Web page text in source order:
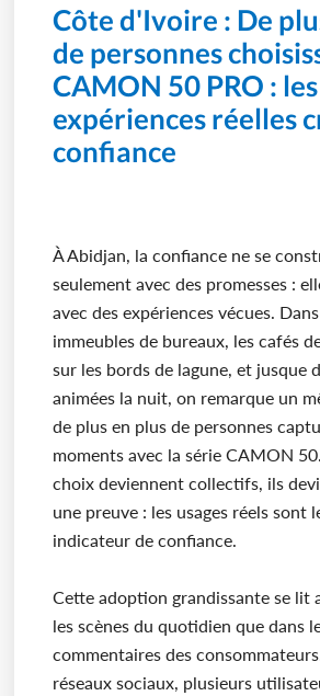
Côte d'Ivoire : De
de personnes
CAMON 50 PRO : les
expériences réelles
confiance
À Abidjan, la confiance ne se
seulement avec des promesses :
avec des expériences vécues.
immeubles de bureaux, les cafés
sur les bords de lagune, et jusque
animées la nuit, on remarque un
de plus en plus de personnes
moments avec la série CAMON
choix deviennent collectifs, ils
une preuve : les usages réels sont
indicateur de confiance.
Cette adoption grandissante se lit
les scènes du quotidien que dans
commentaires des
réseaux sociaux, plusieurs